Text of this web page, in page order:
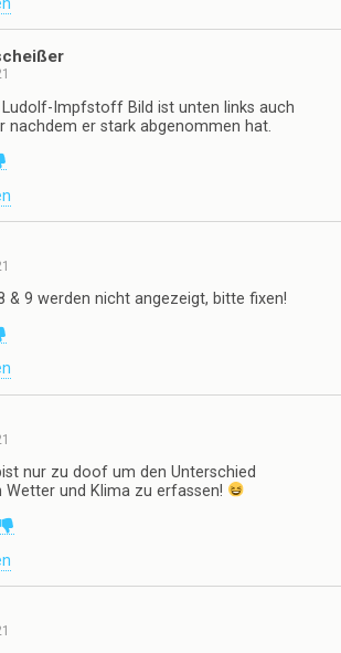
Impfstoff Bild ist unten links auch
nachdem er stark abgenommen hat.
& 9 werden nicht angezeigt, bitte fixen!
nur zu doof um den Unterschied
Wetter und Klima zu erfassen!